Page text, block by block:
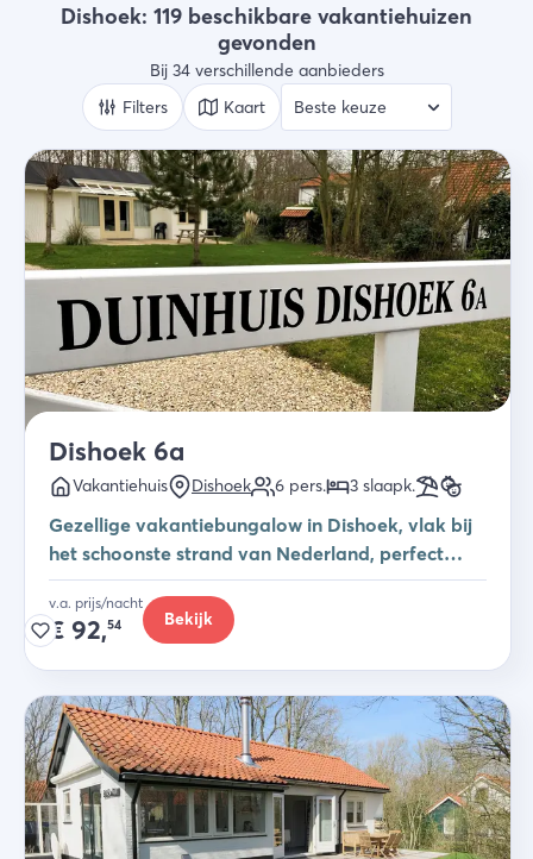
2 gasten
Zoek
Dishoek: 119 beschikbare vakantiehuizen
gevonden
Bij 34 verschillende aanbieders
Filters
Kaart
Dishoek 6a
Vakantiehuis Dishoek 6 pers. 3 slaapk.
Gezellige vakantiebungalow in Dishoek, vlak bij
het schoonste strand van Nederland, perfect
voor een gezinsvakantie.
v.a. prijs/nacht
€ 92,54 Bekijk